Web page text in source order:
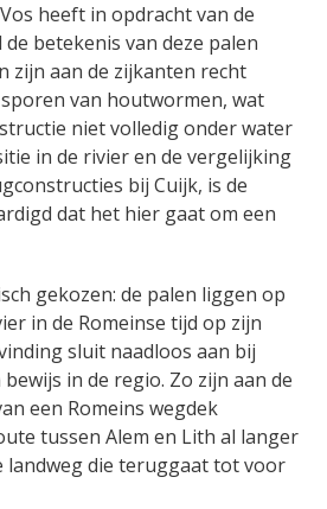
heeft in opdracht van de
betekenis van deze palen
zijn aan de zijkanten recht
van houtwormen, wat
niet volledig onder water
in de rivier en de vergelijking
bij Cuijk, is de
dat het hier gaat om een
gekozen: de palen liggen op
in de Romeinse tijd op zijn
sluit naadloos aan bij
in de regio. Zo zijn aan de
een Romeins wegdek
tussen Alem en Lith al langer
landweg die teruggaat tot voor